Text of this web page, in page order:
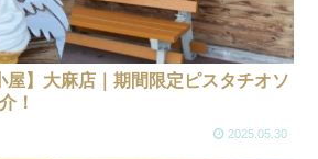
屋】大麻店｜期間限定ピスタチオソ
！
2025.05.30